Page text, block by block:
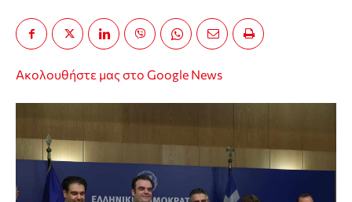
Ακολουθήστε μας στο Google News